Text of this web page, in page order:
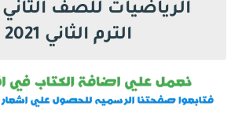
الرياضيات للصف الثاني
الترم الثاني 2021